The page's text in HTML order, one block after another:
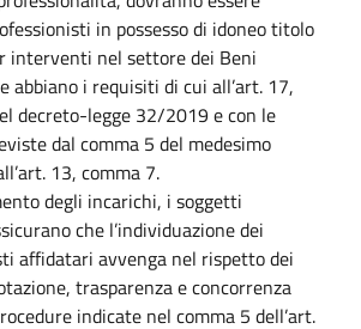
in possesso di idoneo titolo
interventi nel settore dei Beni
abbiano i requisiti di cui all’art. 17,
decreto-legge 32/2019 e con le
dal comma 5 del medesimo
13, comma 7.
degli incarichi, i soggetti
che l’individuazione dei
affidatari avvenga nel rispetto dei
trasparenza e concorrenza
indicate nel comma 5 dell’art.